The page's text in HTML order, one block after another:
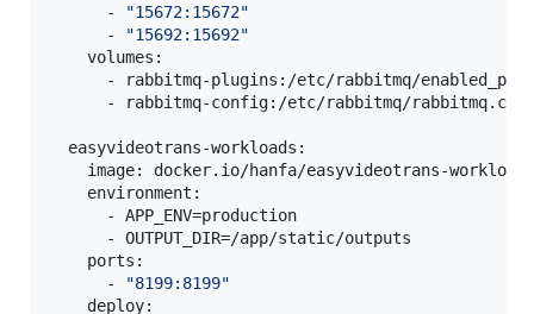
      -
"15672:15672"
      -
"15692:15692"
    volumes:
- rabbitmq-plugins:/etc/rabbitmq/
      - rabbitmq-config:/etc/rabbitmq/rabbitmq.conf
  easyvideotrans-workloads:
image: docker.io/hanfa/easyvideotrans-
    environment:
      - APP_ENV=production
      - OUTPUT_DIR=/app/static/outputs
    ports:
      -
"8199:8199"
    deploy: